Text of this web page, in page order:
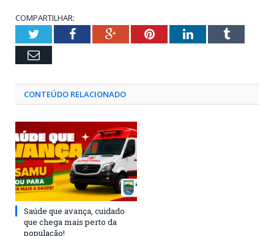
COMPARTILHAR:
TwitterFacebookGoogle+PinterestLinkedInTumblr
Email
CONTEÚDO RELACIONADO
Saúde que avança, cuidado
que chega mais perto da
população!